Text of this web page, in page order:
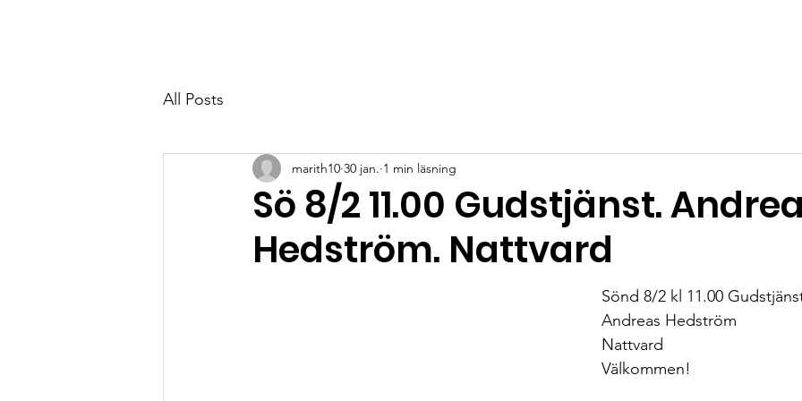
All Posts
Sö 8/2 11.00 Gudstjänst.
Hedström. Nattvard
marith10 30 jan. 1 min läsning
Sönd 8/2 kl 11.00
Andreas Hedström
Nattvard
Välkommen!